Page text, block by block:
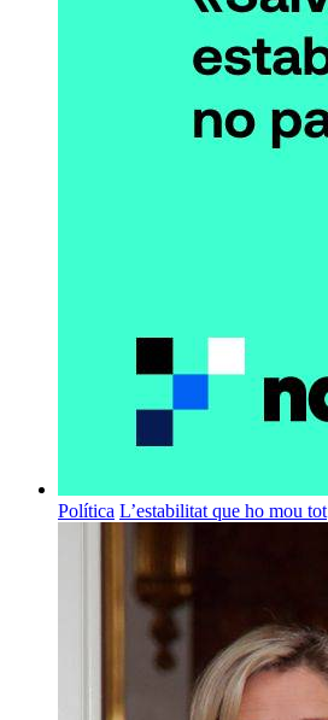
Política L’estabilitat que ho mou tot